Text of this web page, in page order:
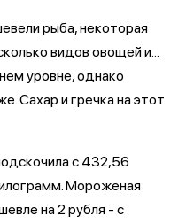
рыба, некоторая
видов овощей и...
уровне, однако
Сахар и гречка на этот
с 432,56
Мороженая
на 2 рубля - с